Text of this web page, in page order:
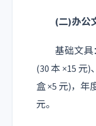
(二)办公
基础文具：
(30 本 ×15 元
盒 ×5 元)，年
元。